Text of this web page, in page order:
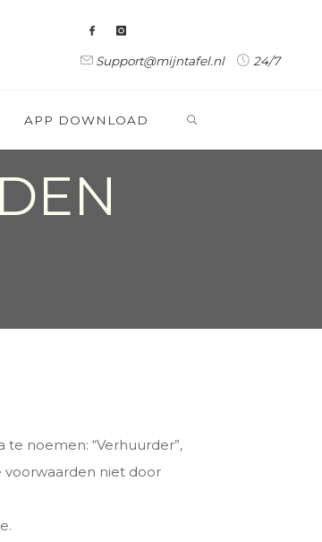
Support@mijntafel.nl 24/7
APP DOWNLOAD
noemen: “Verhuurder”,
voorwaarden niet door